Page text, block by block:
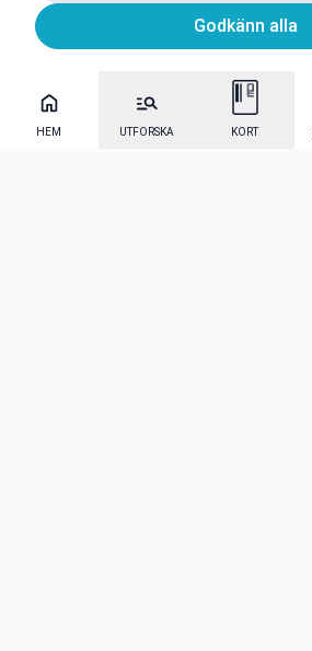
HEM UTFORSKA KORT
Godkänn alla